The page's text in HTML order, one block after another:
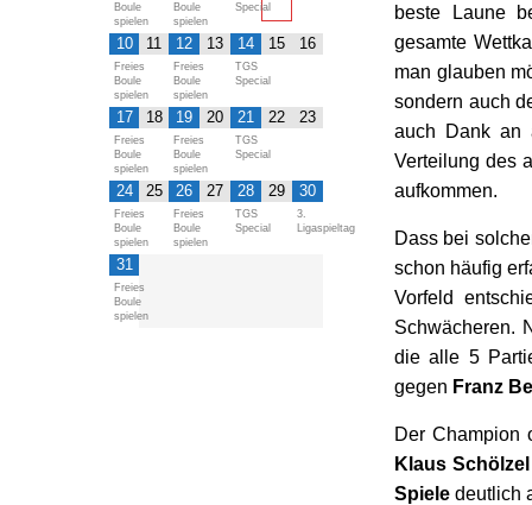
beste Laune
gesamte
man glauben
sondern auch
auch Dank an
Verteilung des
aufkommen.
Dass bei
schon häufig
Vorfeld
Schwächeren.
die alle 5
gegen Franz
Der Champion
Klaus Schölzel
Spiele deutlich
Boule
spielen
Boule
spielen
Special
10
Freies
Boule
spielen
11 12
Freies
Boule
spielen
13 14
TGS
Special
15 16
17
Freies
Boule
spielen
18 19
Freies
Boule
spielen
20 21
TGS
Special
22 23
24
Freies
Boule
spielen
25 26
Freies
Boule
spielen
27 28
TGS
Special
29 30
3.
Ligaspieltag
31
Freies
Boule
spielen